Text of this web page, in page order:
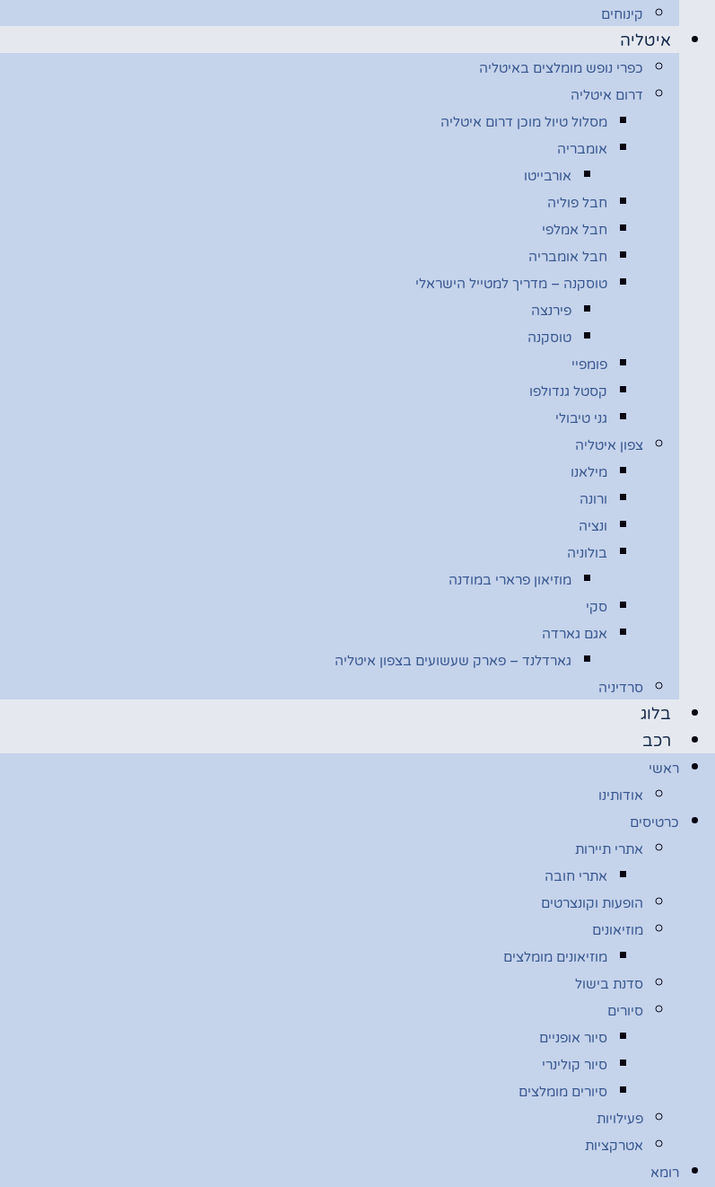
קינוחים
איטליה
כפרי נופש מומלצים באיטליה
דרום איטליה
מסלול טיול מוכן דרום איטליה
אומבריה
אורבייטו
חבל פוליה
חבל אמלפי
חבל אומבריה
טוסקנה – מדריך למטייל הישראלי
פירנצה
טוסקנה
פומפיי
קסטל גנדולפו
גני טיבולי
צפון איטליה
מילאנו
ורונה
ונציה
בולוניה
מוזיאון פרארי במודנה
סקי
אגם גארדה
גארדלנד – פארק שעשועים בצפון איטליה
סרדיניה
בלוג
רכב
ראשי
אודותינו
כרטיסים
אתרי תיירות
אתרי חובה
הופעות וקונצרטים
מוזיאונים
מוזיאונים מומלצים
סדנת בישול
סיורים
סיור אופניים
סיור קולינרי
סיורים מומלצים
פעילויות
אטרקציות
רומא